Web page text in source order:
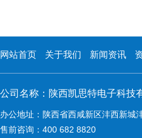
网站首页 关于我们 新闻资讯
公司名称：陕西凯思特电子科技
办公地址：陕西省西咸新区沣西新城
售前咨询：400 682 8820